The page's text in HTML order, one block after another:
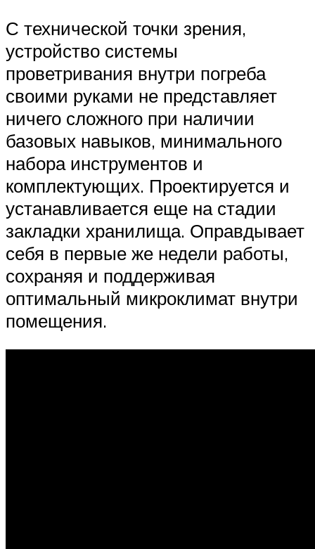
С технической точки зрения,
устройство системы
проветривания внутри погреба
своими руками не представляет
ничего сложного при наличии
базовых навыков, минимального
набора инструментов и
комплектующих. Проектируется и
устанавливается еще на стадии
закладки хранилища. Оправдывает
себя в первые же недели работы,
сохраняя и поддерживая
оптимальный микроклимат внутри
помещения.